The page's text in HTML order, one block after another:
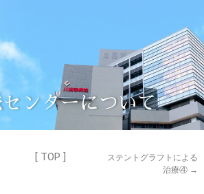
大動脈
大動脈瘤
大動脈解離（解離性大動脈瘤）
胸部大動脈瘤の治療
急性大動脈解離の治療
ンターについて
[ TOP ]
ステントグラフトによる
治療④ →